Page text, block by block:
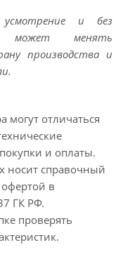
усмотрение и без
может менять
производства и
могут отличаться
и оплаты.
носит справочный
в
ГК РФ.
проверять